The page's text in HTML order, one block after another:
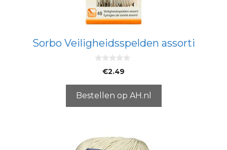
Sorbo Veiligheidsspelden assorti
5
€2.49
Bestellen op AH.nl